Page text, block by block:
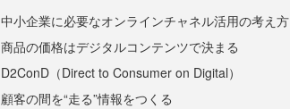
中小企業に必要なオンラインチャネル活用の考え方
商品の価格はデジタルコンテンツで決まる
D2ConD（Direct to Consumer on Digital）
顧客の間を“走る”情報をつくる